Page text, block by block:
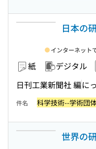
日本の
紙 デジタル
日刊工業新聞社 編に
インターネット
件名 科学技術--学術団
世界の